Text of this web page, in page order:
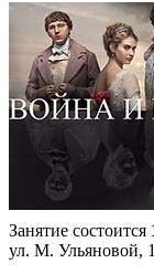
Занятие состоится
ул. М. Ульяновой,